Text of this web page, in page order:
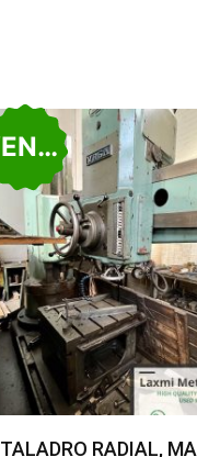
VENDIDO
Leer Más
TALADRO RADIAL,